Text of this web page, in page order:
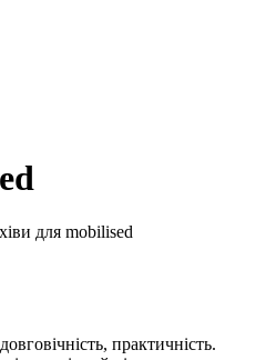
для mobilised
практичність.